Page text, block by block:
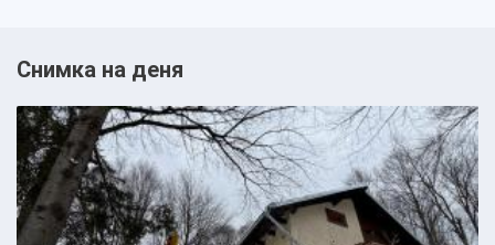
Снимка на деня